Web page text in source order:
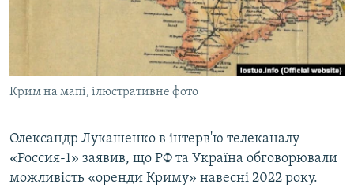
УКРАЇНСЬКА ПРОБЛЕМА КРИМУ
Усі сайти RFE/RL
Крим на мапі, ілюстративне фото
Олександр Лукашенко в інтерв'ю телеканалу
«Россия-1» заявив, що РФ та Україна обговорювали
можливість «оренди Криму» навесні 2022 року.